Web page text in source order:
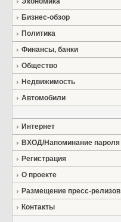
Бизнес-обзор
Политика
Финансы, банки
Общество
Недвижимость
Автомобили
Интернет
ВХОД/Напоминание пароля
Регистрация
О проекте
Размещение пресс-релизов
Контакты